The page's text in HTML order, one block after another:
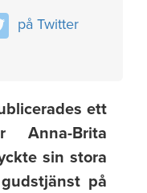
på Twitter
ett
Anna-Brita
sin stora
på